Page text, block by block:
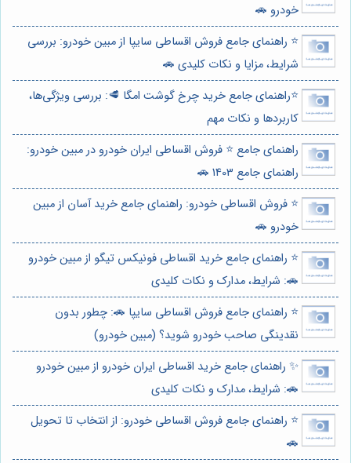
خودرو 🚗
⭐️ راهنمای جامع فروش اقساطی سایپا از مبین خودرو: بررسی
شرایط، مزایا و نکات کلیدی 🚗
⭐️راهنمای جامع خرید چرخ گوشت امگا 🥩: بررسی ویژگی‌ها،
کاربردها و نکات مهم
راهنمای جامع ⭐️ فروش اقساطی ایران خودرو در مبین خودرو:
راهنمای جامع 1403 🚗
⭐️ فروش اقساطی خودرو: راهنمای جامع خرید آسان از مبین
خودرو 🚗
⭐️ راهنمای جامع خرید اقساطی فونیکس تیگو از مبین خودرو
🚗: شرایط، مدارک و نکات کلیدی
⭐️ راهنمای جامع فروش اقساطی سایپا 🚗: چطور بدون
نقدینگی صاحب خودرو شوید؟ (مبین خودرو)
✨ راهنمای جامع خرید اقساطی ایران خودرو از مبین خودرو
🚗: شرایط، مدارک و نکات کلیدی
⭐️ راهنمای جامع فروش اقساطی خودرو: از انتخاب تا تحویل
🚗